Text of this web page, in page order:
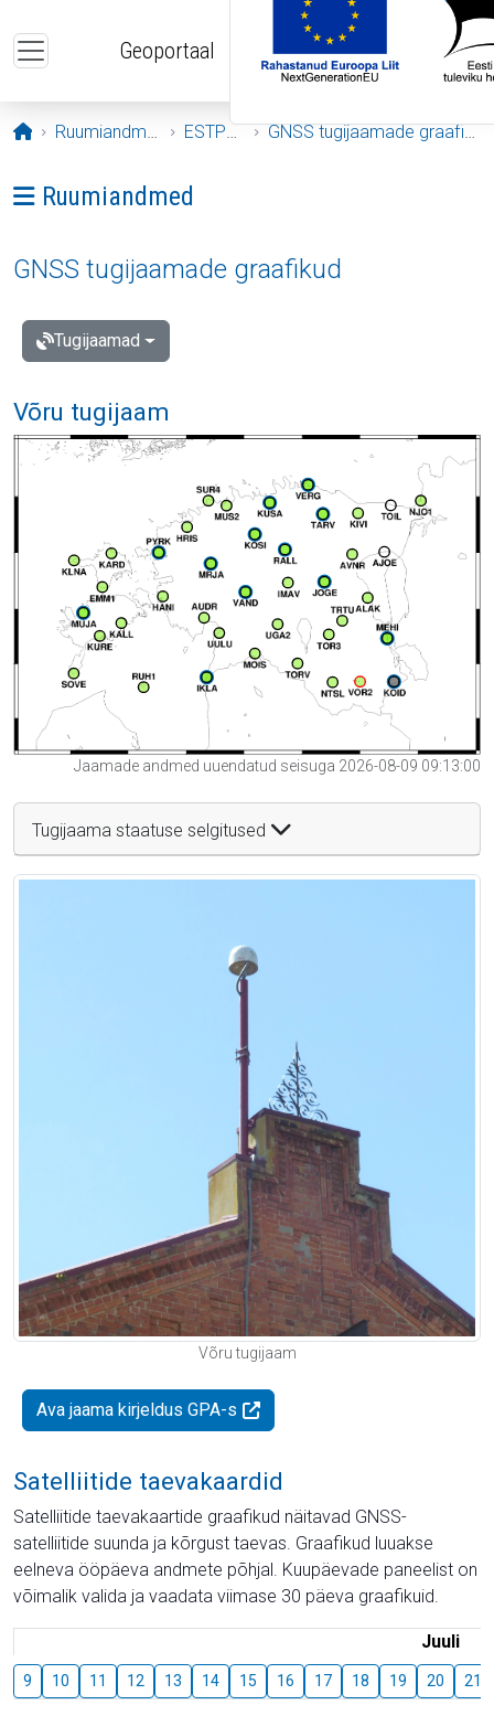
Geoportaal
Avaleht
Ruumiandmed ESTPOS GNSS tugijaamade graafikud
Ava menüü: Ruumiandmed
Ruumiandmed
GNSS tugijaamade graafikud
Tugijaamad
Võru tugijaam
Jaamade andmed uuendatud seisuga 2026-08-09 09:13:00
Tugijaama staatuse selgitused
Võru tugijaam
Ava jaama kirjeldus GPA-s
Satelliitide taevakaardid
Satelliitide taevakaartide graafikud näitavad GNSS-
satelliitide suunda ja kõrgust taevas. Graafikud luuakse
eelneva ööpäeva andmete põhjal. Kuupäevade paneelist on
võimalik valida ja vaadata viimase 30 päeva graafikuid.
Juuli
9 10 11 12 13 14 15 16 17 18 19 20 21